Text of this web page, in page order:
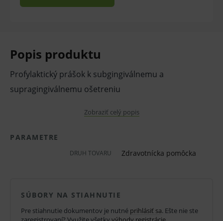
Popis produktu
Profylaktický prášok k subgingiválnemu a
supragingiválnemu ošetreniu
Balenie obsahuje 4 x 100 g.
lekárom. Starostlivo si prečítajte informácie o výrobku
Klinická účinnosť zdravotníckej pomôcky a
diagnostickej zdravotníckej pomôcky in vitro nemusí
Zobraziť celý popis
PARAMETRE
DRUH TOVARU Zdravotnícka pomôcka
SÚBORY NA STIAHNUTIE
Pre stiahnutie dokumentov je nutné prihlásiť sa. Ešte nie ste